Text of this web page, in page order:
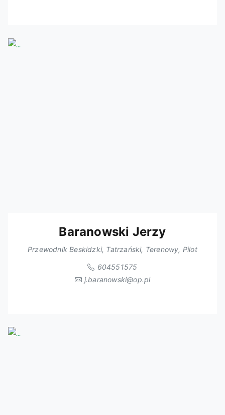
Baranowski Jerzy
Przewodnik Beskidzki, Tatrzański, Terenowy, Pilot
604551575
j.baranowski@op.pl